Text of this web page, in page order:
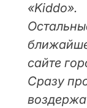
«Kiddo».
сайте
Сразу